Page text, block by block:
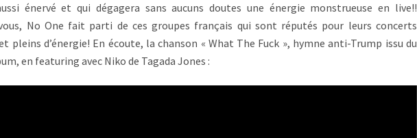
énervé et qui dégagera sans aucuns doutes une énergie monstrueuse en live!!
No One fait parti de ces groupes français qui sont réputés pour leurs concerts
pleins d’énergie! En écoute, la chanson « What The Fuck », hymne anti-Trump issu du
en featuring avec Niko de Tagada Jones :